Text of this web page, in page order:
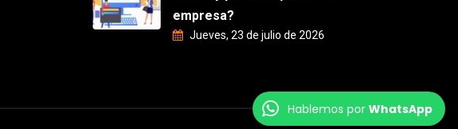
empresa?
Jueves, 23 de julio de 2026
Hablemos por WhatsApp